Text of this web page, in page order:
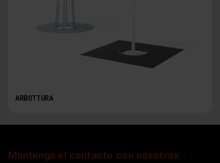
ARBOTTURA
Mantenga el contacto con nosotros